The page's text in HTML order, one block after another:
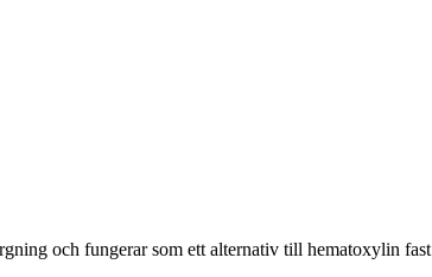
och fungerar som ett alternativ till hematoxylin